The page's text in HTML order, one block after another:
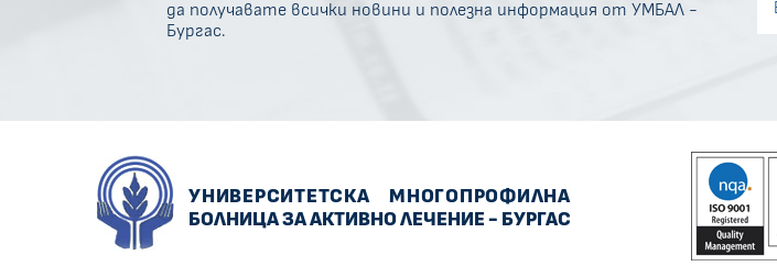
да получавате всички новини и полезна информация от УМБАЛ -
Бургас.
УНИВЕРСИТЕТСКА
МНОГОПРОФИЛНА
БОЛНИЦА ЗА АКТИВНО ЛЕЧЕНИЕ - БУРГАС